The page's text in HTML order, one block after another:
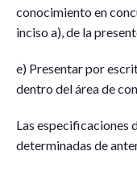
conocimiento en
inciso a), de la
e) Presentar por
dentro del área de
Las especificaciones
determinadas de